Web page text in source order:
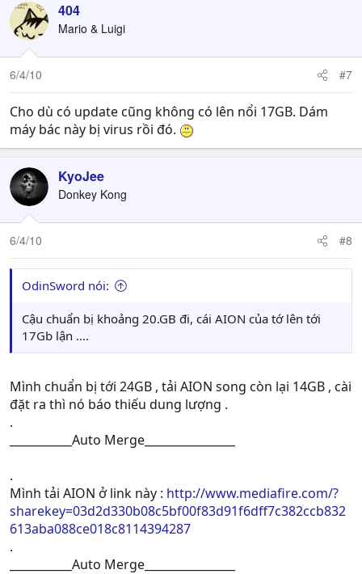
404
Mario & Luigi
6/4/10 #7
Cho dù có update cũng không có lên nổi 17GB. Dám
máy bác này bị virus rồi đó.
KyoJee
Donkey Kong
6/4/10 #8
OdinSword nói:
Cậu chuẩn bị khoảng 20.GB đi, cái AION của tớ lên tới
17Gb lận ....
Mình chuẩn bị tới 24GB , tải AION song còn lại 14GB , cài
đặt ra thì nó báo thiếu dung lượng .
.
___________Auto Merge________________
.
Mình tải AION ở link này : http://www.mediafire.com/?
sharekey=03d2d330b08c5bf00f83d91f6dff7c382ccb832
613aba088ce018c8114394287
.
___________Auto Merge________________